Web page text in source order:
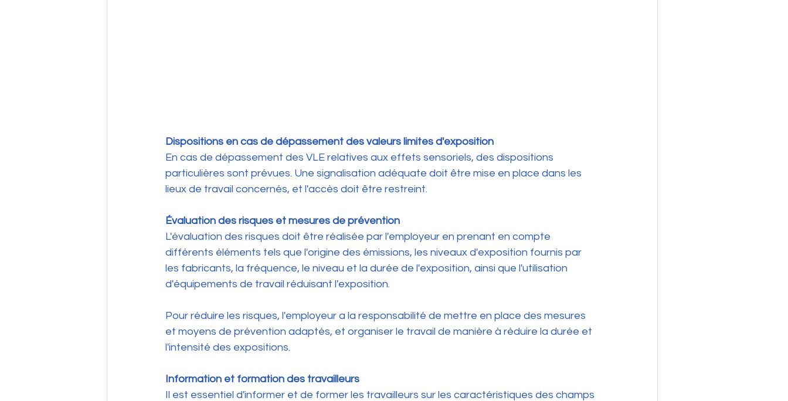
Dispositions en cas de dépassement des valeurs limites d'exposition
En cas de dépassement des VLE relatives aux effets sensoriels, des dispositions
particulières sont prévues. Une signalisation adéquate doit être mise en place dans les
lieux de travail concernés, et l'accès doit être restreint.
Évaluation des risques et mesures de prévention
L'évaluation des risques doit être réalisée par l'employeur en prenant en compte
différents éléments tels que l'origine des émissions, les niveaux d'exposition fournis par
les fabricants, la fréquence, le niveau et la durée de l'exposition, ainsi que l'utilisation
d'équipements de travail réduisant l'exposition.
Pour réduire les risques, l'employeur a la responsabilité de mettre en place des mesures
et moyens de prévention adaptés, et organiser le travail de manière à réduire la durée et
l'intensité des expositions.
Information et formation des travailleurs
Il est essentiel d'informer et de former les travailleurs sur les caractéristiques des champs